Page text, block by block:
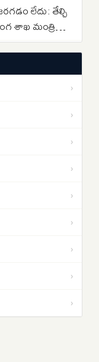
లేదు: తేల్చి
శాఖ మంత్రి
సీ-ప్లేన్
నుంచి టేకాఫ్..
›
›
›
›
›
›
›
›
›